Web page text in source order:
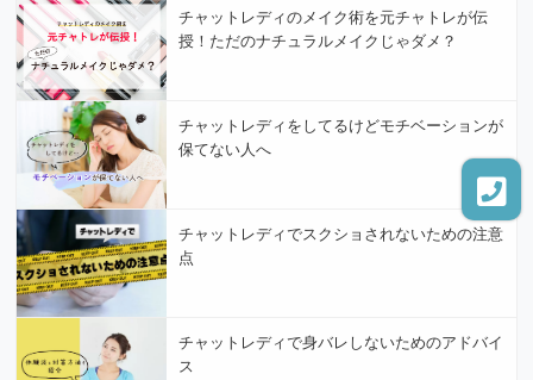
チャットレディのメイク術を元チャトレが伝
授！ただのナチュラルメイクじゃダメ？
チャットレディをしてるけどモチベーションが
保てない人へ
チャットレディでスクショされないための注意
点
チャットレディで身バレしないためのアドバイ
ス